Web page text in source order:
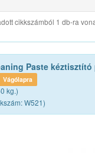
cikkszámból 1 db-ra
Paste kéztisztító
Vágólapra
kg.)
W521)